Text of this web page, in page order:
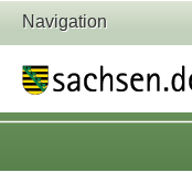
Navigation